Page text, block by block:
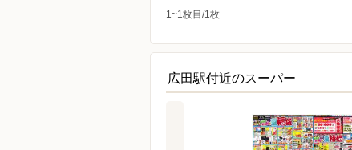
1~1枚目/1枚
広田駅付近のスーパー